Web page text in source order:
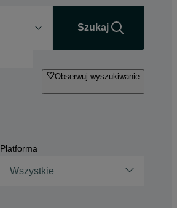
Szukaj
Obserwuj wyszukiwanie
Platforma
Wszystkie